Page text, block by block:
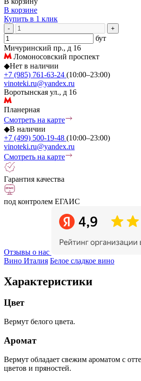
В корзине
Купить в 1 клик
- +
бут
Мичуринский пр., д 16
Ломоносовский проспект
◆Нет в наличии
+7 (985) 761-63-24 (10:00–23:00)
vinoteki.ru@yandex.ru
Воротынская ул., д 16
Планерная
Смотреть на карте
◆В наличии
+7 (499) 500-19-48 (10:00–23:00)
vinoteki.ru@yandex.ru
Смотреть на карте
Гарантия качества
под контролем ЕГАИС
Отзывы о нас
Вино Италия Белое сладкое вино
Характеристики
Цвет
Вермут белого цвета.
Аромат
Вермут обладает свежим ароматом с
цветов и пряностей.